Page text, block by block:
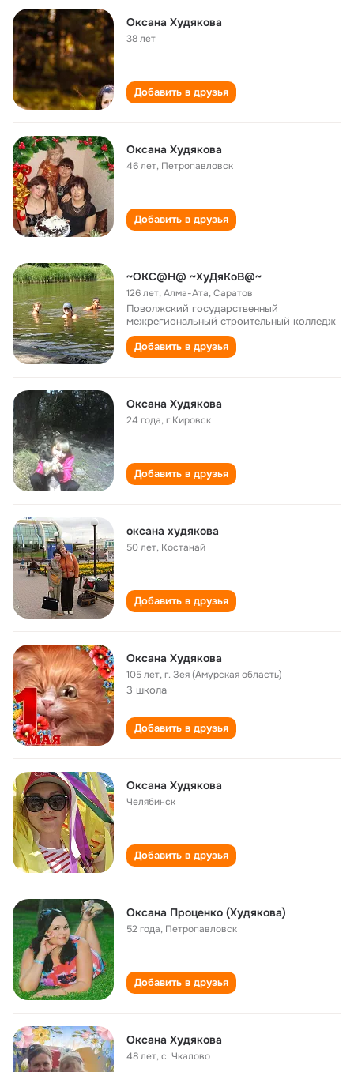
Оксана Худякова
38 лет
Добавить в друзья
Оксана Худякова
46 лет, Петропавловск
Добавить в друзья
~OKC@H@ ~ХуДяКоВ@~
126 лет,Алма-Ата, Саратов
Поволжский государственный
межрегиональный строительный колледж
Добавить в друзья
Оксана Худякова
24 года,г.Кировск
Добавить в друзья
оксана худякова
50 лет, Костанай
Добавить в друзья
Оксана Худякова
105 лет,г. Зея (Амурская область)
3 школа
Добавить в друзья
Оксана Худякова
Челябинск
Добавить в друзья
Оксана Проценко (Худякова)
52 года, Петропавловск
Добавить в друзья
Оксана Худякова
48 лет,с. Чкалово